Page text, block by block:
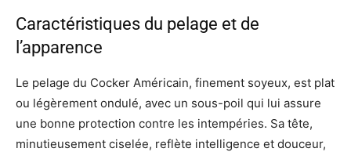
Caractéristiques du pelage et de
l’apparence
Le pelage du Cocker Américain, finement soyeux, est plat
ou légèrement ondulé, avec un sous-poil qui lui assure
une bonne protection contre les intempéries. Sa tête,
minutieusement ciselée, reflète intelligence et douceur,